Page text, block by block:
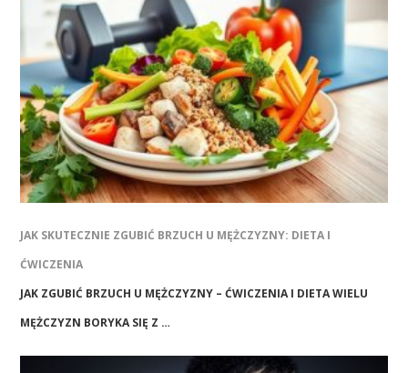
JAK SKUTECZNIE ZGUBIĆ BRZUCH U MĘŻCZYZNY: DIETA I
ĆWICZENIA
JAK ZGUBIĆ BRZUCH U MĘŻCZYZNY – ĆWICZENIA I DIETA WIELU
MĘŻCZYZN BORYKA SIĘ Z …